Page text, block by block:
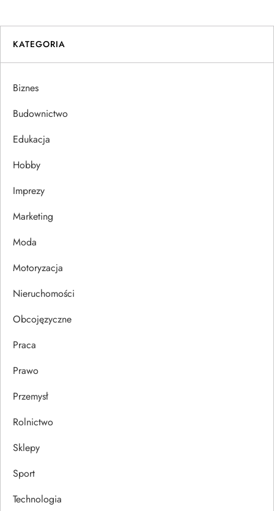
g
a
c
j
a
w
p
i
s
u
KATEGORIA
Biznes
Budownictwo
Edukacja
Hobby
Imprezy
Marketing
Moda
Motoryzacja
Nieruchomości
Obcojęzyczne
Praca
Prawo
Przemysł
Rolnictwo
Sklepy
Sport
Technologia